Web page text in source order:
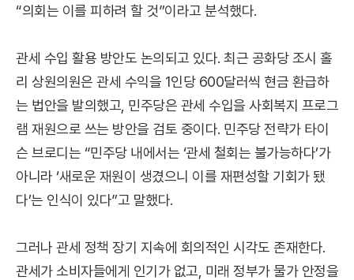
“의회는 이를 피하려 할 것”이라고 분석했다.
관세 수입 활용 방안도 논의되고 있다. 최근 공화당 조시 홀
리 상원의원은 관세 수익을 1인당 600달러씩 현금 환급하
는 법안을 발의했고, 민주당은 관세 수입을 사회복지 프로그
램 재원으로 쓰는 방안을 검토 중이다. 민주당 전략가 타이
슨 브로디는 “민주당 내에서는 ‘관세 철회는 불가능하다’가
아니라 ‘새로운 재원이 생겼으니 이를 재편성할 기회가 됐
다’는 인식이 있다”고 말했다.
그러나 관세 정책 장기 지속에 회의적인 시각도 존재한다.
관세가 소비자들에게 인기가 없고, 미래 정부가 물가 안정을